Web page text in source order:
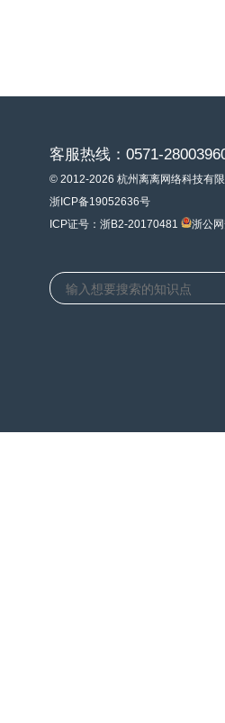
客服热线：0571-
© 2012-2026 杭州离离网络科技有
浙ICP备19052636号
ICP证号：浙B2-20170481
浙公